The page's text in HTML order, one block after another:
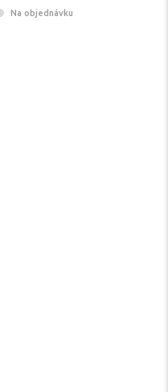
Na objednávku